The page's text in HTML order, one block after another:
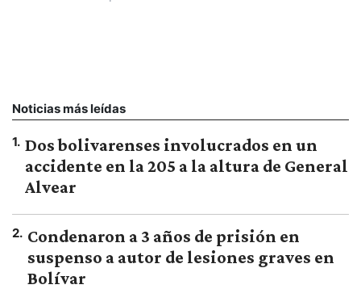
Noticias más leídas
1. Dos bolivarenses involucrados en un
accidente en la 205 a la altura de General
Alvear
2. Condenaron a 3 años de prisión en
suspenso a autor de lesiones graves en
Bolívar